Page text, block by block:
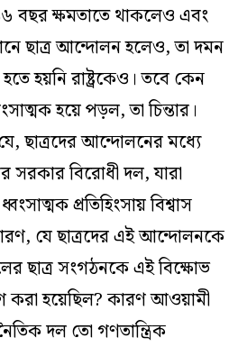
বছর ক্ষমতাতে থাকলেও এবং
ছাত্র আন্দোলন হলেও, তা দমন
হয়নি রাষ্ট্রকেও। তবে কেন
হয়ে পড়ল, তা চিন্তার।
ছাত্রদের আন্দোলনের মধ্যে
সরকার বিরোধী দল, যারা
প্রতিহিংসায় বিশ্বাস
যে ছাত্রদের এই আন্দোলনকে
ছাত্র সংগঠনকে এই বিক্ষোভ
করা হয়েছিল? কারণ আওয়ামী
দল তো গণতান্ত্রিক